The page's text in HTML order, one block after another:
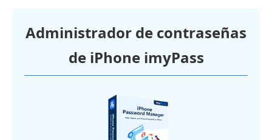
Administrador de contraseñas
de iPhone imyPass